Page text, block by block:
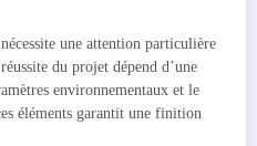
une attention particulière
du projet dépend d’une
environnementaux et le
éléments garantit une finition